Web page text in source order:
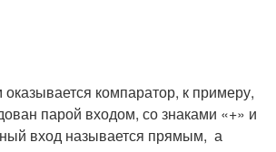
компаратор, к примеру,
парой входом, со знаками «+» и
вход называется прямым, а